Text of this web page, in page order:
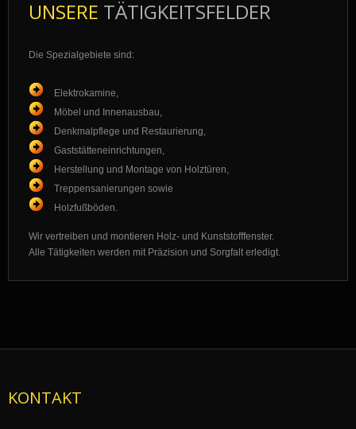
UNSERE TÄTIGKEITSFELDER
Die Spezialgebiete sind:
Elektrokamine,
Möbel und Innenausbau,
Denkmalpflege und Restaurierung,
Gaststätteneinrichtungen,
Herstellung und Montage von Holztüren,
Treppensanierungen sowie
Holzfußböden.
Wir vertreiben und montieren Holz- und Kunststofffenster.
Alle Tätigkeiten werden mit Präzision und Sorgfalt erledigt.
KONTAKT